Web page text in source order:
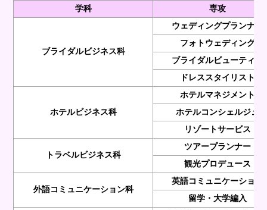
学科 専攻
ブライダルビジネス科
ウェディングプランナー
フォトウェディング
ブライダルビューティー
ドレススタイリスト
ホテルビジネス科
ホテルマネジメント
ホテルコンシェルジュ
リゾートサービス
トラベルビジネス科
ツアープランナー
観光プロデュース
外語コミュニケーション科
英語コミュニケーション
留学・大学編入